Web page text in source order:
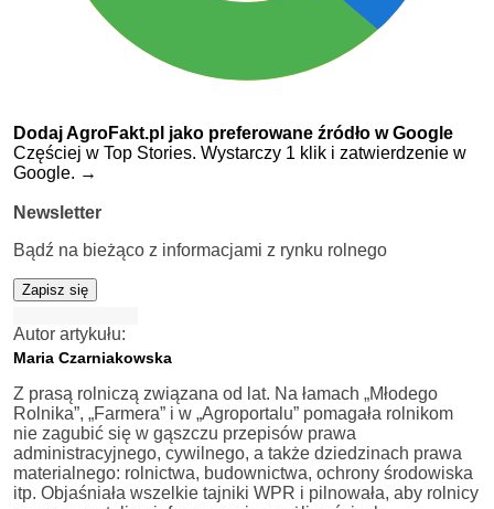
Dodaj AgroFakt.pl jako preferowane źródło w Google
Częściej w Top Stories. Wystarczy 1 klik i zatwierdzenie w
Google. →
Newsletter
Bądź na bieżąco z informacjami z rynku rolnego
Zapisz się
Autor artykułu:
Maria Czarniakowska
Z prasą rolniczą związana od lat. Na łamach „Młodego
Rolnika”, „Farmera” i w „Agroportalu” pomagała rolnikom
nie zagubić się w gąszczu przepisów prawa
administracyjnego, cywilnego, a także dziedzinach prawa
materialnego: rolnictwa, budownictwa, ochrony środowiska
itp. Objaśniała wszelkie tajniki WPR i pilnowała, aby rolnicy